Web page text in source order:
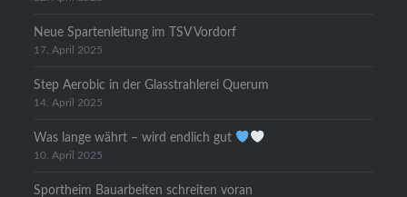
Neue Spartenleitung im TSV Vordorf
17. April 2025
Step Aerobic in der Glasstrahlerei Querum
14. April 2025
Was lange währt – wird endlich gut
10. April 2025
Sportheim Bauarbeiten schreiten voran